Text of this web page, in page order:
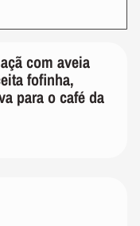
com aveia
fofinha,
para o café da